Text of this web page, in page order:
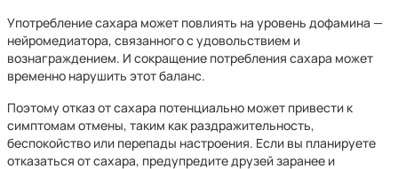
Употребление сахара может повлиять на уровень дофамина —
нейромедиатора, связанного с удовольствием и
вознаграждением. И сокращение потребления сахара может
временно нарушить этот баланс.
Поэтому отказ от сахара потенциально может привести к
симптомам отмены, таким как раздражительность,
беспокойство или перепады настроения. Если вы планируете
отказаться от сахара, предупредите друзей заранее и